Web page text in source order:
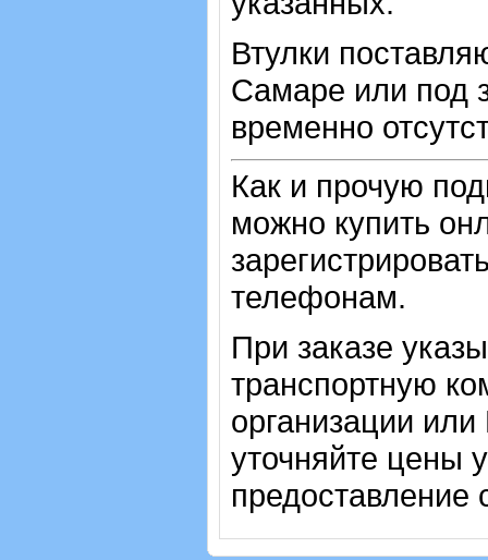
Втулки
Самаре или под
временно
Как и прочую
можно купить
телефонам.
При заказе
транспортную
организации
уточняйте цены
предоставление